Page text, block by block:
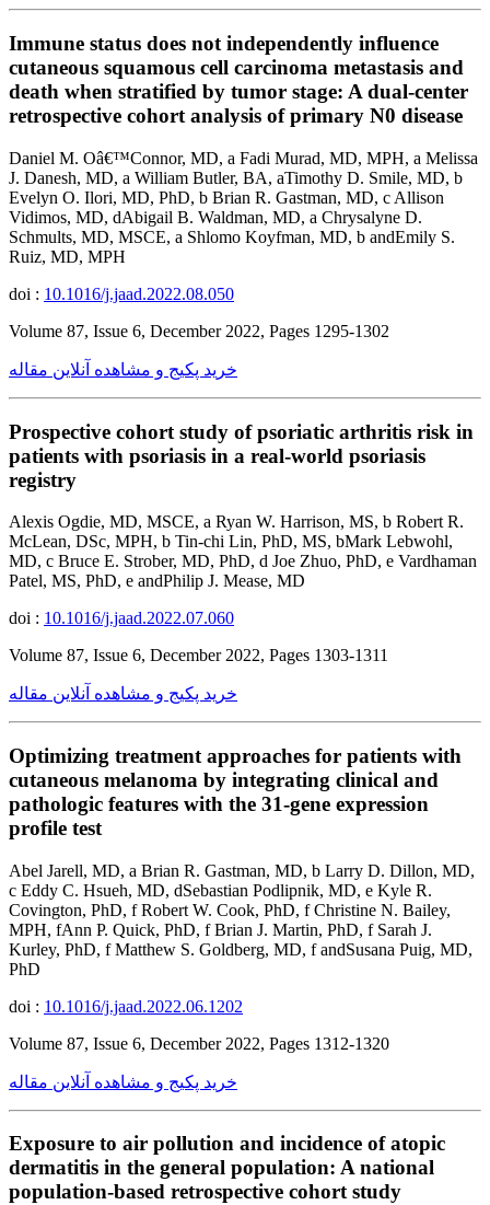
Immune status does not independently influence
cutaneous squamous cell carcinoma metastasis and
death when stratified by tumor stage: A dual-center
retrospective cohort analysis of primary N0 disease
Daniel M. Oâ€™Connor, MD, a Fadi Murad, MD, MPH, a Melissa
J. Danesh, MD, a William Butler, BA, aTimothy D. Smile, MD, b
Evelyn O. Ilori, MD, PhD, b Brian R. Gastman, MD, c Allison
Vidimos, MD, dAbigail B. Waldman, MD, a Chrysalyne D.
Schmults, MD, MSCE, a Shlomo Koyfman, MD, b andEmily S.
Ruiz, MD, MPH
doi : 10.1016/j.jaad.2022.08.050
Volume 87, Issue 6, December 2022, Pages 1295-1302
خرید پکیج و مشاهده آنلاین مقاله
Prospective cohort study of psoriatic arthritis risk in
patients with psoriasis in a real-world psoriasis
registry
Alexis Ogdie, MD, MSCE, a Ryan W. Harrison, MS, b Robert R.
McLean, DSc, MPH, b Tin-chi Lin, PhD, MS, bMark Lebwohl,
MD, c Bruce E. Strober, MD, PhD, d Joe Zhuo, PhD, e Vardhaman
Patel, MS, PhD, e andPhilip J. Mease, MD
doi : 10.1016/j.jaad.2022.07.060
Volume 87, Issue 6, December 2022, Pages 1303-1311
خرید پکیج و مشاهده آنلاین مقاله
Optimizing treatment approaches for patients with
cutaneous melanoma by integrating clinical and
pathologic features with the 31-gene expression
profile test
Abel Jarell, MD, a Brian R. Gastman, MD, b Larry D. Dillon, MD,
c Eddy C. Hsueh, MD, dSebastian Podlipnik, MD, e Kyle R.
Covington, PhD, f Robert W. Cook, PhD, f Christine N. Bailey,
MPH, fAnn P. Quick, PhD, f Brian J. Martin, PhD, f Sarah J.
Kurley, PhD, f Matthew S. Goldberg, MD, f andSusana Puig, MD,
PhD
doi : 10.1016/j.jaad.2022.06.1202
Volume 87, Issue 6, December 2022, Pages 1312-1320
خرید پکیج و مشاهده آنلاین مقاله
Exposure to air pollution and incidence of atopic
dermatitis in the general population: A national
population-based retrospective cohort study